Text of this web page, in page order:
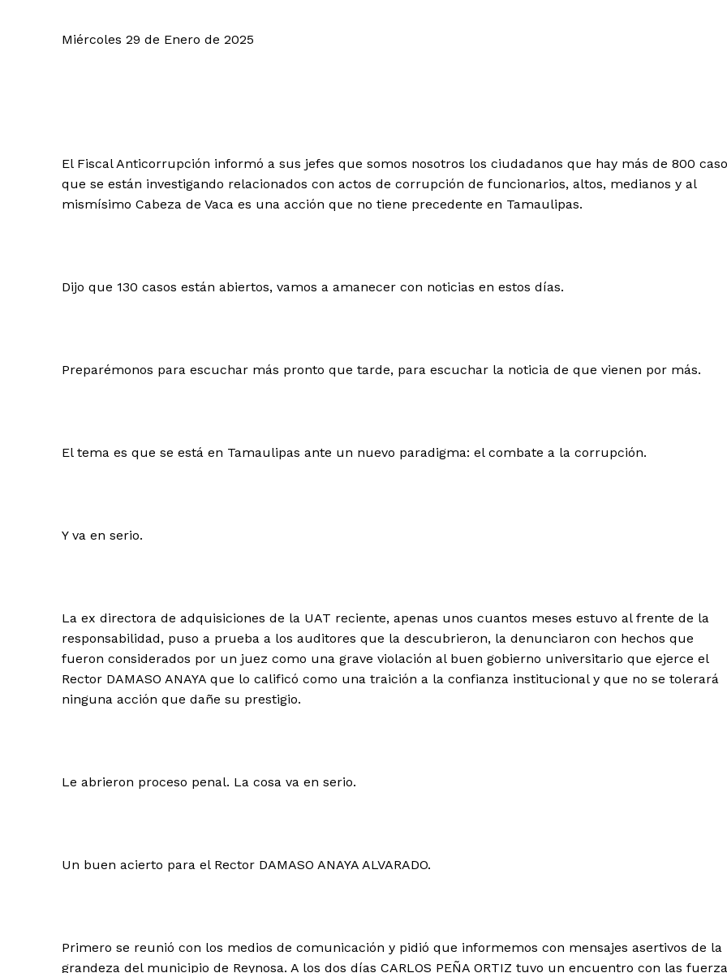
Miércoles 29 de Enero de 2025
El Fiscal Anticorrupción informó a sus jefes que somos nosotros los ciudadanos que hay más de 800
que se están investigando relacionados con actos de corrupción de funcionarios, altos, medianos y al
mismísimo Cabeza de Vaca es una acción que no tiene precedente en Tamaulipas.
Dijo que 130 casos están abiertos, vamos a amanecer con noticias en estos días.
Preparémonos para escuchar más pronto que tarde, para escuchar la noticia de que vienen por más.
El tema es que se está en Tamaulipas ante un nuevo paradigma: el combate a la corrupción.
Y va en serio.
La ex directora de adquisiciones de la UAT reciente, apenas unos cuantos meses estuvo al frente de la
responsabilidad, puso a prueba a los auditores que la descubrieron, la denunciaron con hechos que
fueron considerados por un juez como una grave violación al buen gobierno universitario que ejerce el
Rector DAMASO ANAYA que lo calificó como una traición a la confianza institucional y que no se tolerará
ninguna acción que dañe su prestigio.
Le abrieron proceso penal. La cosa va en serio.
Un buen acierto para el Rector DAMASO ANAYA ALVARADO.
Primero se reunió con los medios de comunicación y pidió que informemos con mensajes asertivos de la
grandeza del municipio de Reynosa. A los dos días CARLOS PEÑA ORTIZ tuvo un encuentro con las